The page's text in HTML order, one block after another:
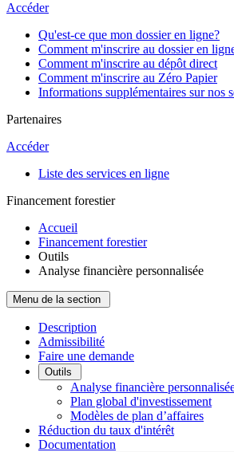
Accéder
Qu'est-ce que mon dossier en ligne?
Comment m'inscrire au dossier en
Comment m'inscrire au dépôt direct
Comment m'inscrire au Zéro Papier
Informations supplémentaires sur nos
Partenaires
Accéder
Liste des services en ligne
Financement forestier
Accueil
Financement forestier
Outils
Analyse financière personnalisée
Menu de la section
Description
Admissibilité
Faire une demande
Outils
Analyse financière
Plan global d'investissement
Modèles de plan d’affaires
Réduction du taux d'intérêt
Documentation